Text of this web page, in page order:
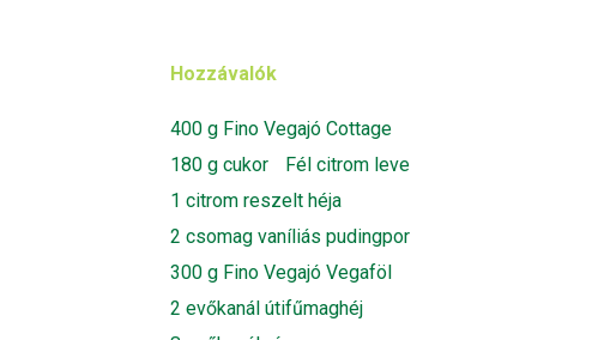
Hozzávalók
400 g Fino Vegajó Cottage
180 g cukor Fél citrom leve
1 citrom reszelt héja
2 csomag vaníliás pudingpor
300 g Fino Vegajó Vegaföl
2 evőkanál útifűmaghéj